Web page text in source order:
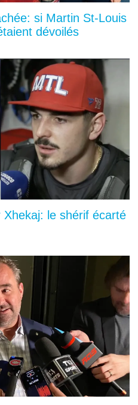
si Martin St-Louis
dévoilés
le shérif écarté